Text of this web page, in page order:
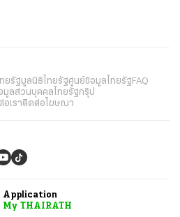
ยรัฐมูลนิธิไทยรัฐศูนย์ข้อมูลไทยรัฐFAQ
มูลส่วนบุคคลไทยรัฐกรุ๊ป
อเราติดต่อโฆษณา
Application
My THAIRATH